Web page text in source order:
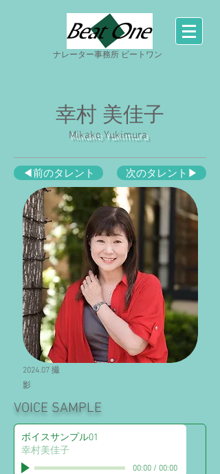
ナレーター事務所 ビートワン
幸村 美佳子
Mikako Yukimura
◀前のタレント 次のタレント▶
​2024.07 撮
影
VOICE SAMPLE
ボイスサンプル01
幸村美佳子
00:00/ 00:00